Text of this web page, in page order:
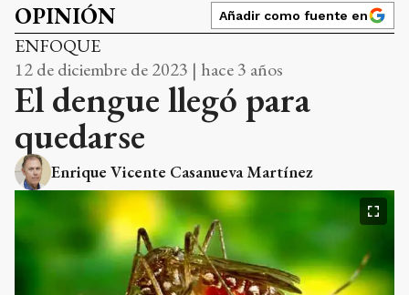
OPINIÓN Añadir como fuente en
ENFOQUE
12 de diciembre de 2023 | hace 3 años
El dengue llegó para
quedarse
Enrique Vicente Casanueva Martínez